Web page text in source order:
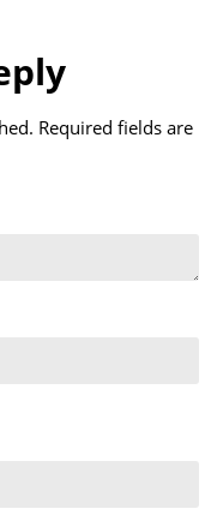
Required fields are